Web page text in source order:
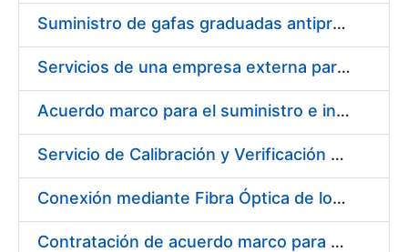
Suministro de gafas graduadas antiproyecciones para los trabajadores de la FNMT-RCM en los centros de trabajo de Madrid y Burgos
Servicios de una empresa externa para el asesoramiento y resolución de los recursos de alzada que se presentan relacionados con procesos de selección para la FNMT-RCM
Acuerdo marco para el suministro e instalación de persianas, estores y otros complementos
Servicio de Calibración y Verificación Externa de los Equipos de Medición del Servicio de Prevención de la FNMT-RCM
Conexión mediante Fibra Óptica de los Centros de Proceso de Datos (CPDs) de las sedes de la FNMT-RCM de Burgos y Madrid
Contratación de acuerdo marco para el Suministro de Material de Electricidad para la Fábrica Nacional de Moneda y Timbre-Real Casa de la Moneda en su centro de trabajo de Burgos